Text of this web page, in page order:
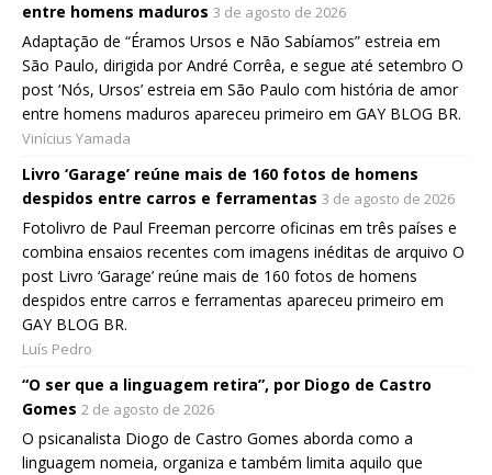
entre homens maduros 3 de agosto de 2026
Adaptação de “Éramos Ursos e Não Sabíamos” estreia em
São Paulo, dirigida por André Corrêa, e segue até setembro O
post ‘Nós, Ursos’ estreia em São Paulo com história de amor
entre homens maduros apareceu primeiro em GAY BLOG BR.
Vinícius Yamada
Livro ‘Garage’ reúne mais de 160 fotos de homens
despidos entre carros e ferramentas 3 de agosto de 2026
Fotolivro de Paul Freeman percorre oficinas em três países e
combina ensaios recentes com imagens inéditas de arquivo O
post Livro ‘Garage’ reúne mais de 160 fotos de homens
despidos entre carros e ferramentas apareceu primeiro em
GAY BLOG BR.
Luís Pedro
“O ser que a linguagem retira”, por Diogo de Castro
Gomes 2 de agosto de 2026
O psicanalista Diogo de Castro Gomes aborda como a
linguagem nomeia, organiza e também limita aquilo que